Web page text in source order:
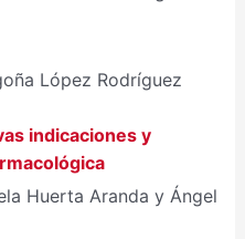
López Rodríguez
indicaciones y
Huerta Aranda y Ángel